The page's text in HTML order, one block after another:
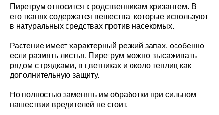
Пиретрум относится к родственникам хризантем. В
его тканях содержатся вещества, которые используют
в натуральных средствах против насекомых.
Растение имеет характерный резкий запах, особенно
если размять листья. Пиретрум можно высаживать
рядом с грядками, в цветниках и около теплиц как
дополнительную защиту.
Но полностью заменять им обработки при сильном
нашествии вредителей не стоит.